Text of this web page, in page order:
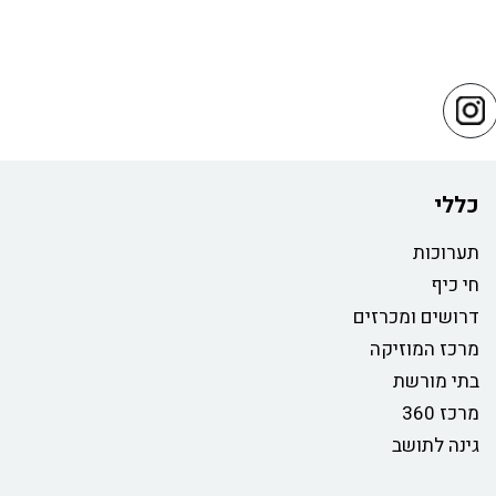
כללי
תערוכות
חי כיף
דרושים ומכרזים
מרכז המוזיקה
בתי מורשת
מרכז 360
גינה לתושב